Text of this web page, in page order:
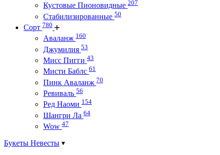
Кустовые Пионовидные 207
Стабилизированные 50
Сорт 780
Аваланж 160
Джумилия 53
Мисс Пигги 43
Мисти Баблс 61
Пинк Аваланж 70
Ревиваль 56
Ред Наоми 154
Шангри Ла 64
Wow 47
Букеты Невесты